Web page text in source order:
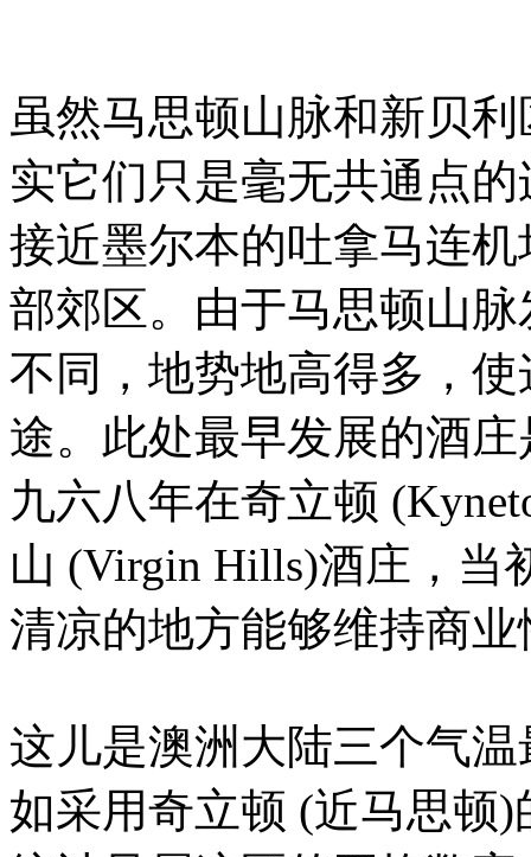
虽然马思顿山脉和新贝
实它们只是毫无共通点
接近墨尔本的吐拿马连
部郊区。由于马思顿山
不同，地势地高得多，
途。此处最早发展的酒
九六八年在奇立顿
山 (Virgin Hills)酒庄，当
清凉的地方能够维持商
这儿是澳洲大陆三个气
如采用奇立顿 (近马思顿